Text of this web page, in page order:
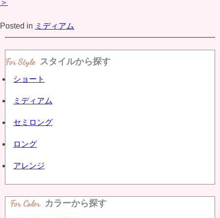
＞
Posted in ミディアム
スタイルから探す
ショート
ミディアム
セミロング
ロング
アレンジ
For Color カラーから探す